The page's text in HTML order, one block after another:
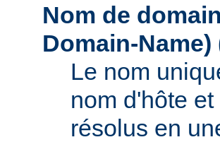
Nom de
Domain-Name)
Le nom
nom d'hôte
résolus en